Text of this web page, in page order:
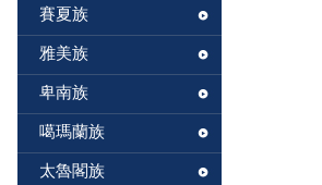
賽夏族
雅美族
卑南族
噶瑪蘭族
太魯閣族